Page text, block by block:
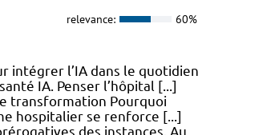
relevance: 60%
intégrer l’IA dans le quotidien
IA. Penser l’hôpital [...]
transformation Pourquoi
hospitalier se renforce [...]
des instances. Au